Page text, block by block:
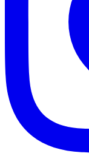
Palmeiras